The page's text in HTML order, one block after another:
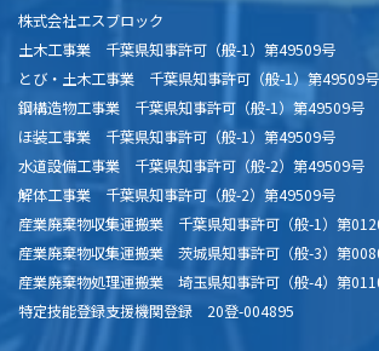
株式会社エスブロック
土木工事業 千葉県知事許可（般-1）第49509号
とび・土木工事業 千葉県知事許可（般-1）第49509号
鋼構造物工事業 千葉県知事許可（般-1）第49509号
ほ装工事業 千葉県知事許可（般-1）第49509号
水道設備工事業 千葉県知事許可（般-2）第49509号
解体工事業 千葉県知事許可（般-2）第49509号
産業廃棄物収集運搬業 千葉県知事許可（般-1）第
産業廃棄物収集運搬業 茨城県知事許可（般-3）第
産業廃棄物処理運搬業 埼玉県知事許可（般-4）第
特定技能登録支援機関登録 20登-004895